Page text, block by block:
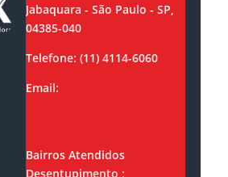
Jabaquara - São Paulo - SP,
04385-040
Telefone: (11) 4114-6060
Email:
Bairros Atendidos
Desentupimento :